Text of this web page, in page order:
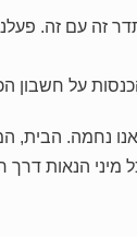
זה עם זה.
על חשבון
נחמה. הבית,
הנאות דרך